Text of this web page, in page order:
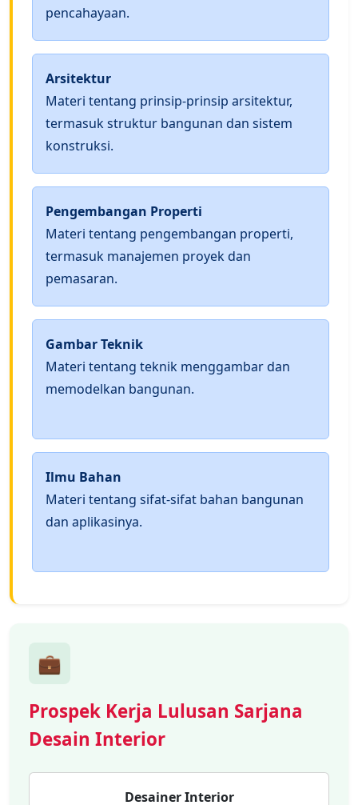
pencahayaan.
Arsitektur
Materi tentang prinsip-prinsip arsitektur,
termasuk struktur bangunan dan sistem
konstruksi.
Pengembangan Properti
Materi tentang pengembangan properti,
termasuk manajemen proyek dan
pemasaran.
Gambar Teknik
Materi tentang teknik menggambar dan
memodelkan bangunan.
Ilmu Bahan
Materi tentang sifat-sifat bahan bangunan
dan aplikasinya.
💼
Prospek Kerja Lulusan Sarjana
Desain Interior
Desainer Interior